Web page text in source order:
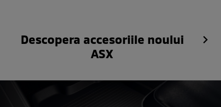
Descopera accesoriile noului
ASX